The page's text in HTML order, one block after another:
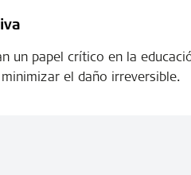
un papel crítico en la
el daño irreversible.